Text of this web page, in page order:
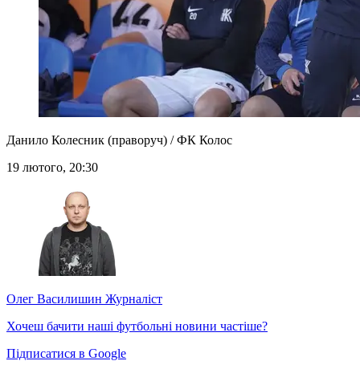
Данило Колесник (праворуч) / ФК Колос
19 лютого, 20:30
Олег Василишин Журналіст
Хочеш бачити наші футбольні новини частіше?
Підписатися в Google